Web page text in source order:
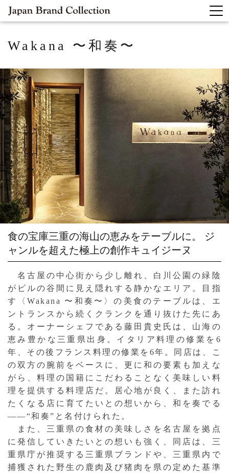
Wakana 〜和奏〜
食の宝庫三重の海山の恵みをテーブルに。
ジ
ャンルを超えた極上の創作キュイジーヌ
名古屋の中心街から少し離れ、白川公園の緑陰
がビルの谷間に見え隠れする静かなエリア。目指
す〈Wakana 〜和奏〜〉の美食のテーブルは、エ
ントランスから続くクランクを通り抜けた先にあ
る。オーナーシェフである藤田貴史氏は、山海の
恵み豊かな三重県出身。イタリア料理の修業を6
年、その後フランス料理の修業を6年。同店は、こ
の双方の腕前をベースに、更に和の要素も加えな
がら、料理の国籍にこだわることなく美味しい料
理を提供する料理店だ。居心地が良く、また訪れ
たくなる店に育てたいとの想いから、和を奏でる
——“和奏”と名付けられた。
また、三重県の食材の美味しさを名古屋を拠点
に発信していきたいとの想いも強く、同店は、三
重県庁が推奨する三重県ブランドや、三重県内で
捕獲された野生の鹿肉及び猪肉を県の定めた基準